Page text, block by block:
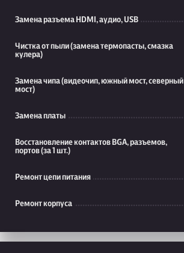
Замена разъема HDMI, аудио, USB
Чистка от пыли (замена термопасты, смазка
кулера)
Замена чипа (видеочип, южный мост, северный
мост)
Замена платы
Восстановление контактов BGA, разъемов,
портов (за 1 шт.)
Ремонт цепи питания
Ремонт корпуса